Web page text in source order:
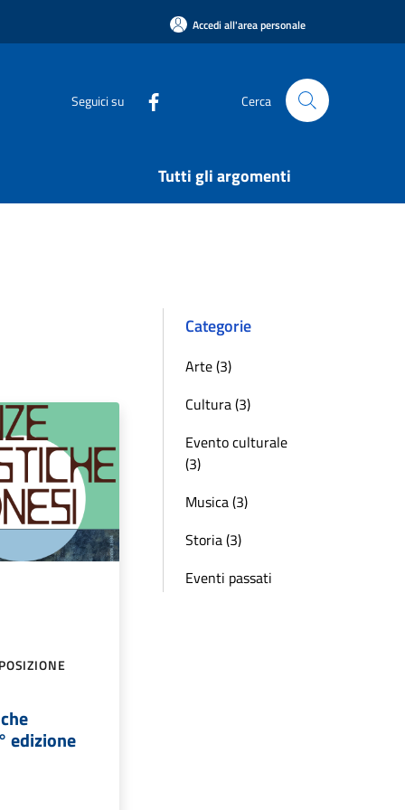
Accedi all'area personale
Seguici su Cerca
Tutti gli argomenti
edizione
Categorie
Arte (3)
Cultura (3)
Evento culturale
(3)
Musica (3)
Storia (3)
Eventi passati